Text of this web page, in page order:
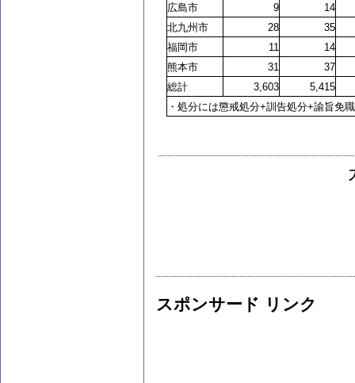
広島市
9
14
北九州市
28
35
福岡市
11
14
熊本市
31
37
総計
3,603
5,415
・処分には懲戒処分+訓告処分+諭旨免
スポンサード リンク